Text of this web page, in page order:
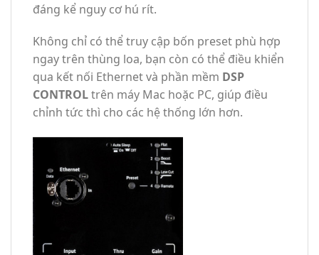
đáng kể nguy cơ hú rít.
Không chỉ có thể truy cập bốn preset phù hợp
ngay trên thùng loa, bạn còn có thể điều khiển
qua kết nối Ethernet và phần mềm DSP
CONTROLtrên máy Mac hoặc PC, giúp điều
chỉnh tức thì cho các hệ thống lớn hơn.